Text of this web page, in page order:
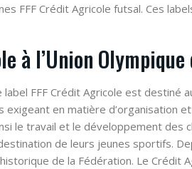
FFF Crédit Agricole futsal. Ces
à l’Union
FFF Crédit Agricole est destiné
en matière d’organisation et
le travail et le développement des
de leurs jeunes sportifs.
de la Fédération. Le Crédit